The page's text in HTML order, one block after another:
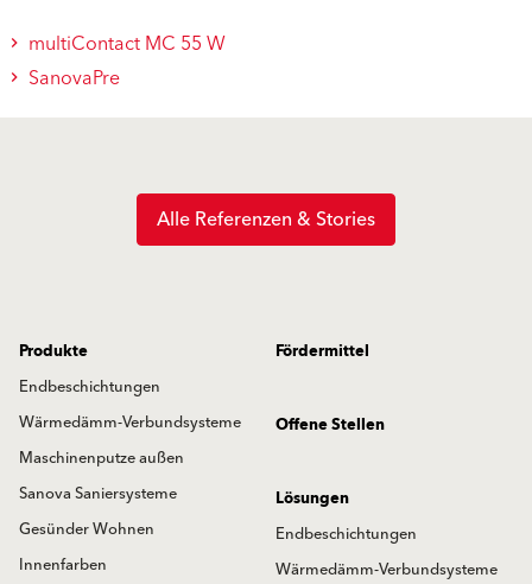
multiContact MC 55 W
SanovaPre
Alle Referenzen & Stories
Produkte
Endbeschichtungen
Wärmedämm-Verbundsysteme
Maschinenputze außen
Sanova Saniersysteme
Gesünder Wohnen
Innenfarben
Fördermittel
Offene Stellen
Lösungen
Endbeschichtungen
Wärmedämm-Verbundsysteme